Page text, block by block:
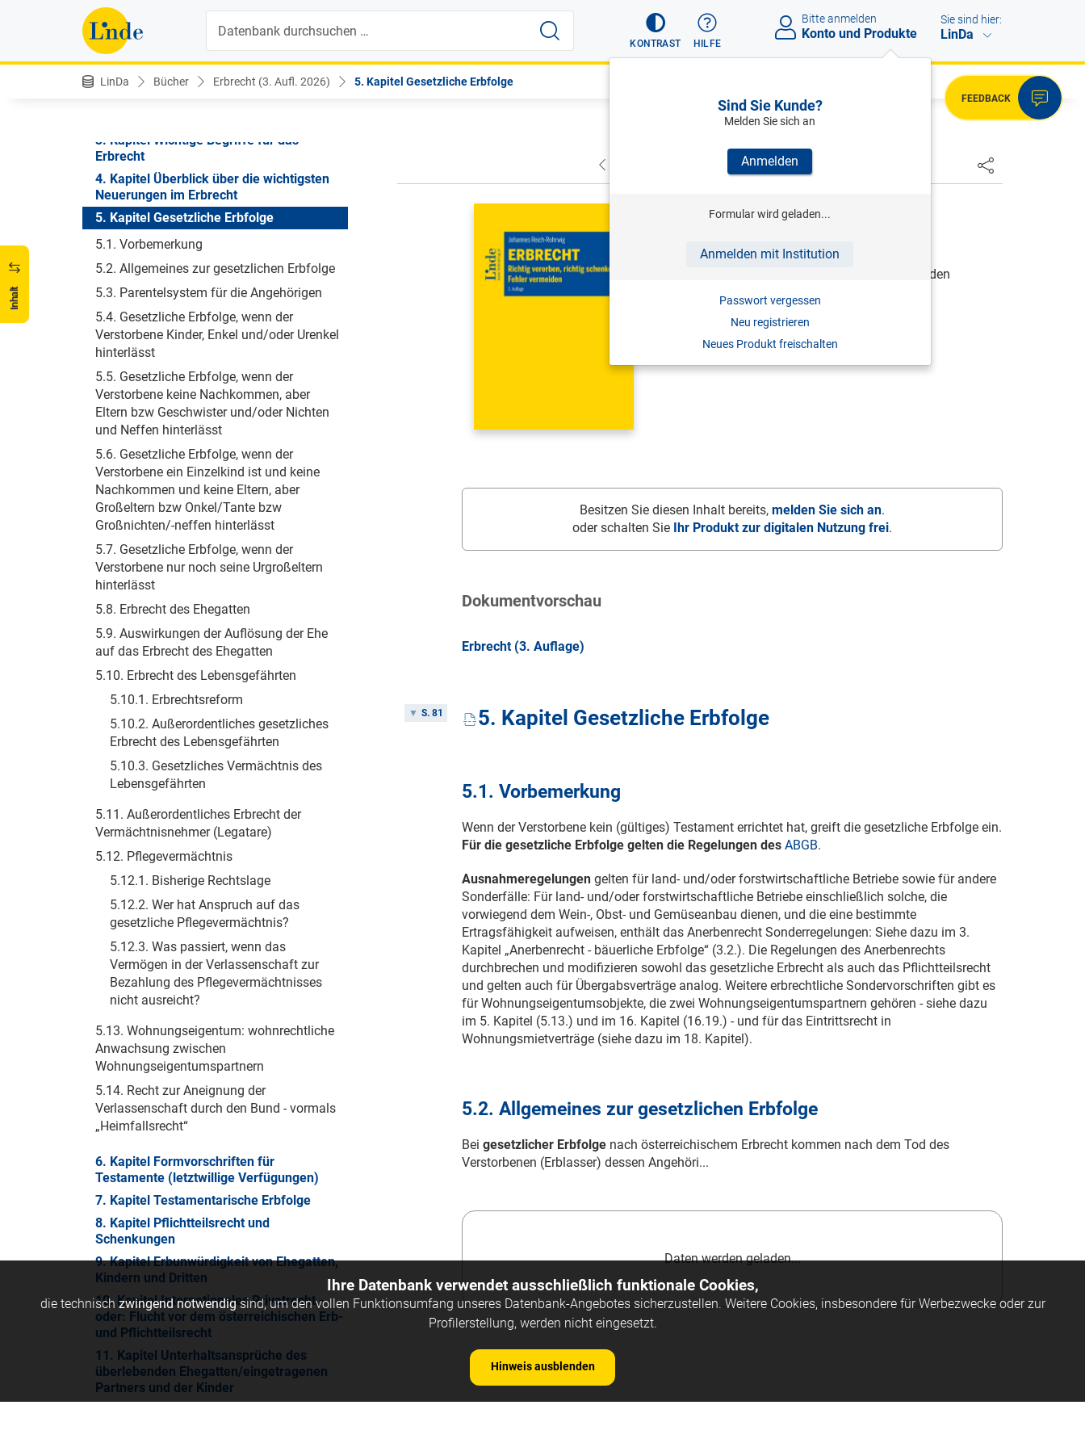
KONTRAST HILFE
Bitte anmelden
Konto und Produkte
Sind Sie Kunde?
Melden Sie sich an
Anmelden
Formular wird geladen...
Anmelden mit Institution
Passwort vergessen
Neu registrieren
Neues Produkt freischalten
Sie sind hier:
LinDa
LinDa Bücher Erbrecht (3. Aufl. 2026) 5. Kapitel Gesetzliche Erbfolge
FEEDBACK
Inhalt
Literaturverzeichnis
1. Kapitel Richtig vererben, richtig
schenken
2. Kapitel Fehler vermeiden - Von
3. Kapitel Wichtige Begriffe für das
Erbrecht
4. Kapitel Überblick über die wichtigsten
Neuerungen im Erbrecht
5. Kapitel Gesetzliche Erbfolge
5.1. Vorbemerkung
5.2. Allgemeines zur gesetzlichen Erbfolge
5.3. Parentelsystem für die Angehörigen
5.4. Gesetzliche Erbfolge, wenn der
Verstorbene Kinder, Enkel und/oder Urenkel
hinterlässt
5.5. Gesetzliche Erbfolge, wenn der
Verstorbene keine Nachkommen, aber
Eltern bzw Geschwister und/oder Nichten
und Neffen hinterlässt
5.6. Gesetzliche Erbfolge, wenn der
Verstorbene ein Einzelkind ist und keine
Nachkommen und keine Eltern, aber
Großeltern bzw Onkel/Tante bzw
Großnichten/-neffen hinterlässt
5.7. Gesetzliche Erbfolge, wenn der
Verstorbene nur noch seine Urgroßeltern
hinterlässt
5.8. Erbrecht des Ehegatten
5.9. Auswirkungen der Auflösung der Ehe
auf das Erbrecht des Ehegatten
5.10. Erbrecht des Lebensgefährten
5.10.1. Erbrechtsreform
5.10.2. Außerordentliches gesetzliches
Erbrecht des Lebensgefährten
5.10.3. Gesetzliches Vermächtnis des
Lebensgefährten
5.11. Außerordentliches Erbrecht der
Vermächtnisnehmer (Legatare)
5.12. Pflegevermächtnis
5.12.1. Bisherige Rechtslage
5.12.2. Wer hat Anspruch auf das
gesetzliche Pflegevermächtnis?
5.12.3. Was passiert, wenn das
Vermögen in der Verlassenschaft zur
Bezahlung des Pflegevermächtnisses
nicht ausreicht?
5.13. Wohnungseigentum: wohnrechtliche
Anwachsung zwischen
Wohnungseigentumspartnern
5.14. Recht zur Aneignung der
Verlassenschaft durch den Bund - vormals
„Heimfallsrecht“
6. Kapitel Formvorschriften für
Testamente (letztwillige Verfügungen)
7. Kapitel Testamentarische Erbfolge
8. Kapitel Pflichtteilsrecht und
Schenkungen
9. Kapitel Erbunwürdigkeit von Ehegatten,
Kindern und Dritten
10. Kapitel Internationales Privatrecht -
oder: Flucht vor dem österreichischen Erb-
und Pflichtteilsrecht
11. Kapitel Unterhaltsansprüche des
überlebenden Ehegatten/eingetragenen
Partners und der Kinder
NÄCHSTER
REICH-ROHRWIG
Richtig vererben, richtig schenken, Fehler vermeiden
3. Aufl. 2026
978-3-7073-5406-5
Besitzen Sie diesen Inhalt bereits, melden Sie sich an.
oder schalten Sie Ihr Produkt zur digitalen Nutzung frei.
Dokumentvorschau
Erbrecht (3. Auflage)
S. 81 5. Kapitel Gesetzliche Erbfolge
5.1. Vorbemerkung
Wenn der Verstorbene kein (gültiges) Testament errichtet hat, greift die gesetzliche Erbfolge ein.
Für die gesetzliche Erbfolge gelten die Regelungen des ABGB.
Ausnahmeregelungen gelten für land- und/oder forstwirtschaftliche Betriebe sowie für andere
Sonderfälle: Für land- und/oder forstwirtschaftliche Betriebe einschließlich solche, die
vorwiegend dem Wein-, Obst- und Gemüseanbau dienen, und die eine bestimmte
Ertragsfähigkeit aufweisen, enthält das Anerbenrecht Sonderregelungen: Siehe dazu im 3.
Kapitel „Anerbenrecht - bäuerliche Erbfolge“ (3.2.). Die Regelungen des Anerbenrechts
durchbrechen und modifizieren sowohl das gesetzliche Erbrecht als auch das Pflichtteilsrecht
und gelten auch für Übergabsverträge analog. Weitere erbrechtliche Sondervorschriften gibt es
für Wohnungseigentumsobjekte, die zwei Wohnungseigentumspartnern gehören - siehe dazu
im 5. Kapitel (5.13.) und im 16. Kapitel (16.19.) - und für das Eintrittsrecht in
Wohnungsmietverträge (siehe dazu im 18. Kapitel).
5.2. Allgemeines zur gesetzlichen Erbfolge
Bei gesetzlicher Erbfolge nach österreichischem Erbrecht kommen nach dem Tod des
Verstorbenen (Erblasser) dessen Angehöri...
Daten werden geladen...
Ihre Datenbank verwendet ausschließlich funktionale Cookies,
die technischzwingend notwendigsind, um den vollen Funktionsumfang unseres Datenbank-Angebotes sicherzustellen. Weitere Cookies, insbesondere für Werbezwecke oder zur
Profilerstellung, werden nicht eingesetzt.
Hinweis ausblenden